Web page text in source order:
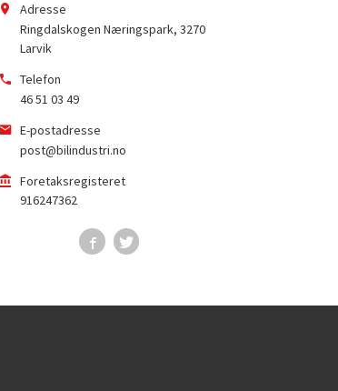
Adresse
Ringdalskogen Næringspark, 3270
Larvik
Telefon
46 51 03 49
E-postadresse
post@bilindustri.no
Foretaksregisteret
916247362